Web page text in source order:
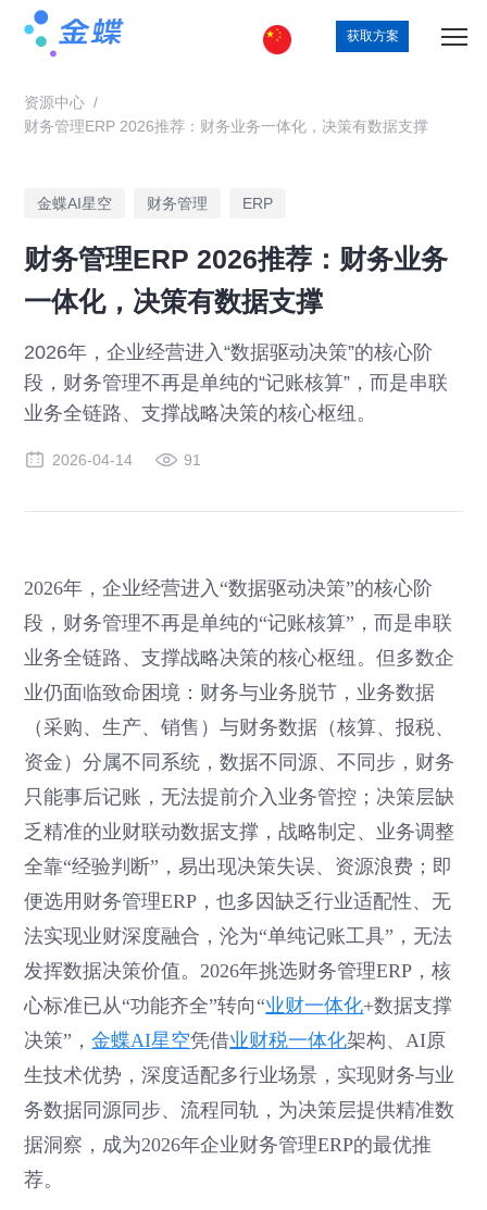
获取方案
资源中心 /
财务管理ERP 2026推荐：财务业务一体化，决策有数据支撑
金蝶AI星空 财务管理 ERP
财务管理ERP 2026推荐：财务业务
一体化，决策有数据支撑
2026年，企业经营进入“数据驱动决策”的核心阶
段，财务管理不再是单纯的“记账核算”，而是串联
业务全链路、支撑战略决策的核心枢纽。
2026-04-14 91
2026年，企业经营进入“数据驱动决策”的核心阶
段，财务管理不再是单纯的“记账核算”，而是串联
业务全链路、支撑战略决策的核心枢纽。但多数企
业仍面临致命困境：财务与业务脱节，业务数据
（采购、生产、销售）与财务数据（核算、报税、
资金）分属不同系统，数据不同源、不同步，财务
只能事后记账，无法提前介入业务管控；决策层缺
乏精准的业财联动数据支撑，战略制定、业务调整
全靠“经验判断”，易出现决策失误、资源浪费；即
便选用财务管理ERP，也多因缺乏行业适配性、无
法实现业财深度融合，沦为“单纯记账工具”，无法
发挥数据决策价值。2026年挑选财务管理ERP，核
心标准已从“功能齐全”转向“业财一体化+数据支撑
决策”，金蝶AI星空凭借业财税一体化架构、AI原
生技术优势，深度适配多行业场景，实现财务与业
务数据同源同步、流程同轨，为决策层提供精准数
据洞察，成为2026年企业财务管理ERP的最优推
荐。